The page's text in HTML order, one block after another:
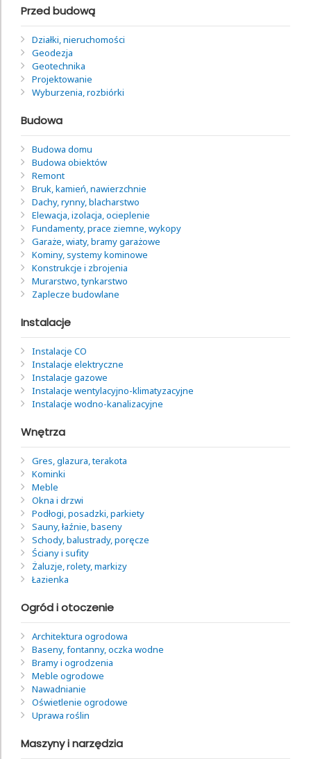
Przed budową
Działki, nieruchomości
Geodezja
Geotechnika
Projektowanie
Wyburzenia, rozbiórki
Budowa
Budowa domu
Budowa obiektów
Remont
Bruk, kamień, nawierzchnie
Dachy, rynny, blacharstwo
Elewacja, izolacja, ocieplenie
Fundamenty, prace ziemne, wykopy
Garaże, wiaty, bramy garażowe
Kominy, systemy kominowe
Konstrukcje i zbrojenia
Murarstwo, tynkarstwo
Zaplecze budowlane
Instalacje
Instalacje CO
Instalacje elektryczne
Instalacje gazowe
Instalacje wentylacyjno-klimatyzacyjne
Instalacje wodno-kanalizacyjne
Wnętrza
Gres, glazura, terakota
Kominki
Meble
Okna i drzwi
Podłogi, posadzki, parkiety
Sauny, łaźnie, baseny
Schody, balustrady, poręcze
Ściany i sufity
Żaluzje, rolety, markizy
Łazienka
Ogród i otoczenie
Architektura ogrodowa
Baseny, fontanny, oczka wodne
Bramy i ogrodzenia
Meble ogrodowe
Nawadnianie
Oświetlenie ogrodowe
Uprawa roślin
Maszyny i narzędzia